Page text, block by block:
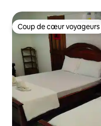
Coup de cœur voyageurs
Coup de cœur voyageurs